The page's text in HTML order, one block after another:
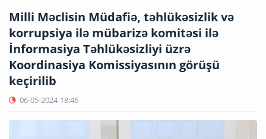
Milli Məclisin Müdafiə, təhlükəsizlik və
korrupsiya ilə mübarizə komitəsi ilə
İnformasiya Təhlükəsizliyi üzrə
Koordinasiya Komissiyasının görüşü
keçirilib
06-05-2024 18:46